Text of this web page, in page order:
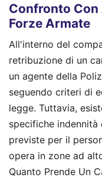
Confronto Con
Forze Armate
All'interno del
retribuzione di un
un agente della
seguendo criteri di
legge. Tuttavia,
specifiche
previste per il
opera in zone ad
Quanto Prende Un